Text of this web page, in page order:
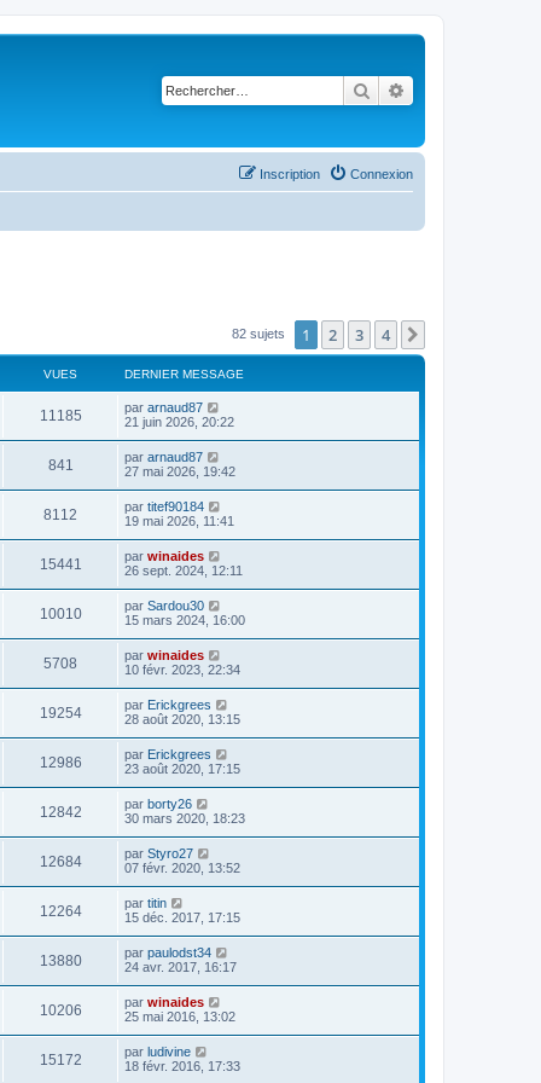
Rechercher
Connexion
Inscription
82 sujets 1 2 3 4
VUES DERNIER MESSAGE
11185 par arnaud87
21 juin 2026, 20:22
841 par arnaud87
27 mai 2026, 19:42
8112 par titef90184
19 mai 2026, 11:41
15441 par winaides
26 sept. 2024, 12:11
10010 par Sardou30
15 mars 2024, 16:00
5708 par winaides
10 févr. 2023, 22:34
19254 par Erickgrees
28 août 2020, 13:15
12986 par Erickgrees
23 août 2020, 17:15
12842 par borty26
30 mars 2020, 18:23
12684 par Styro27
07 févr. 2020, 13:52
12264 par titin
15 déc. 2017, 17:15
13880 par paulodst34
24 avr. 2017, 16:17
10206 par winaides
25 mai 2016, 13:02
15172 par ludivine
18 févr. 2016, 17:33